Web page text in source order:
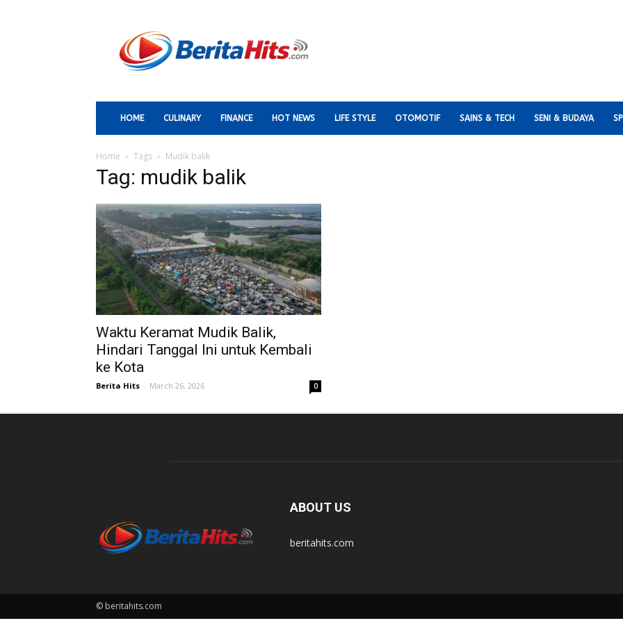
Paling
Hits
HOME CULINARY FINANCE HOT NEWS LIFE STYLE OTOMOTIF SAINS & TECH SENI & BUDAYA
Home Tags Mudik balik
Tag: mudik balik
Waktu Keramat Mudik Balik,
Hindari Tanggal Ini untuk Kembali
ke Kota
Berita Hits - March 26, 2026 0
ABOUT US
beritahits.com
© beritahits.com